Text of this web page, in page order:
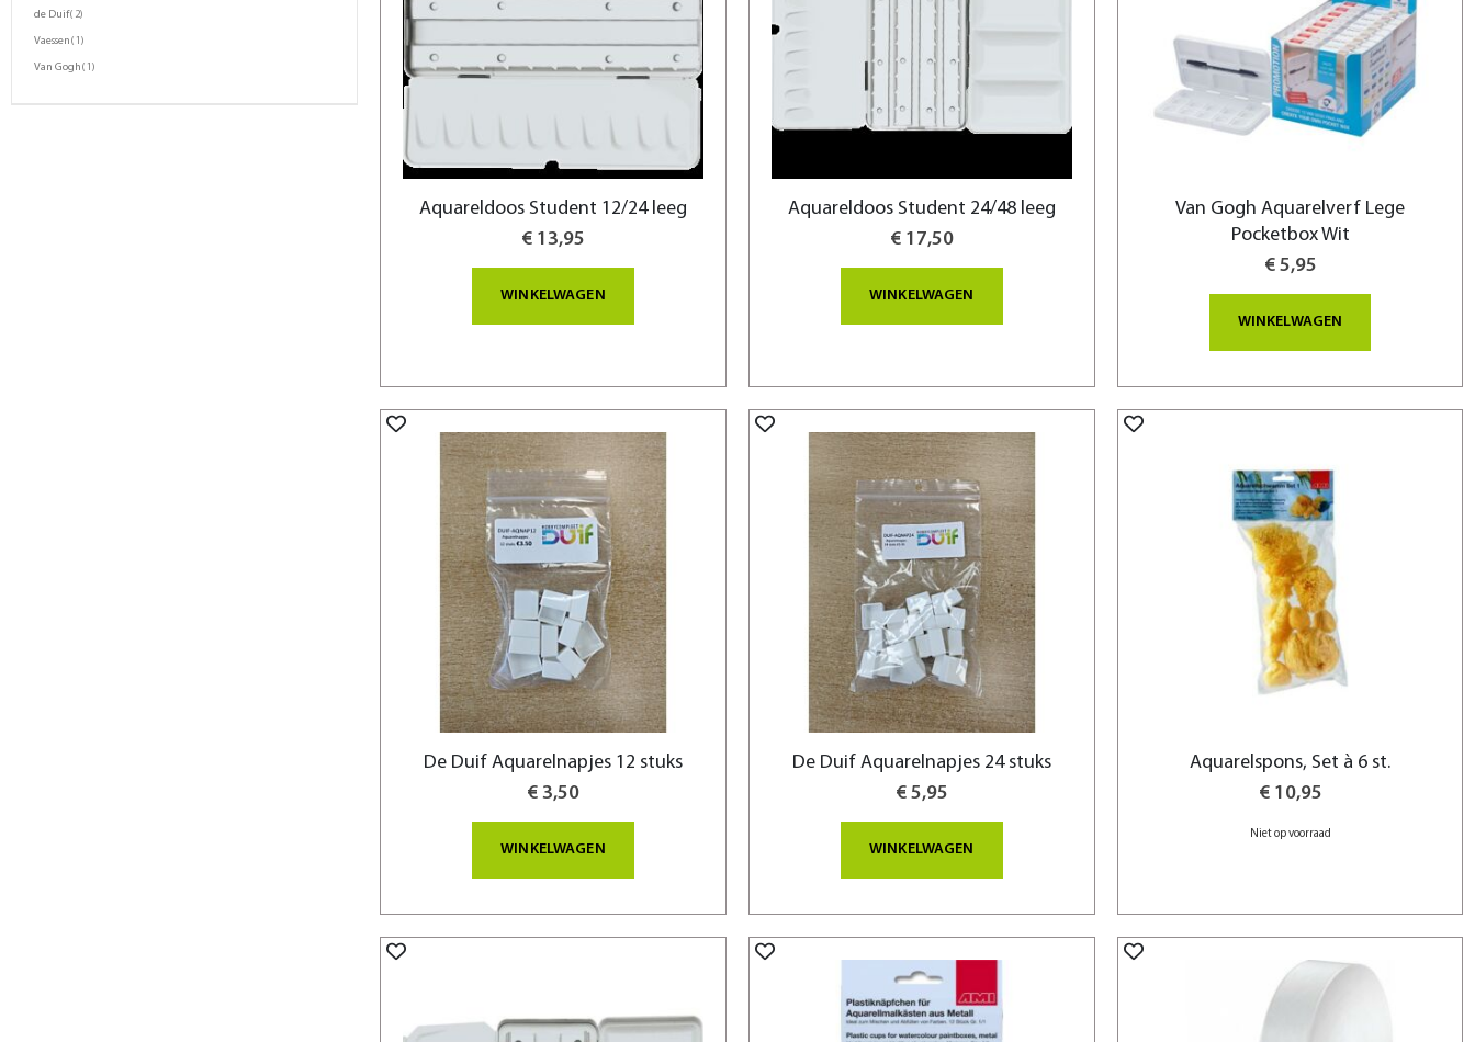
Aquareldoos Student 12/24 leeg
€ 13,95
WINKELWAGEN
Aquareldoos Student 24/48 leeg
€ 17,50
WINKELWAGEN
Van Gogh Aquarelverf Lege
Pocketbox Wit
€ 5,95
WINKELWAGEN
De Duif Aquarelnapjes 12 stuks
€ 3,50
WINKELWAGEN
De Duif Aquarelnapjes 24 stuks
€ 5,95
WINKELWAGEN
Aquarelspons, Set à 6 st.
€ 10,95
Niet op voorraad
de Duif 2product
Vaessen 1product
Van Gogh 1product